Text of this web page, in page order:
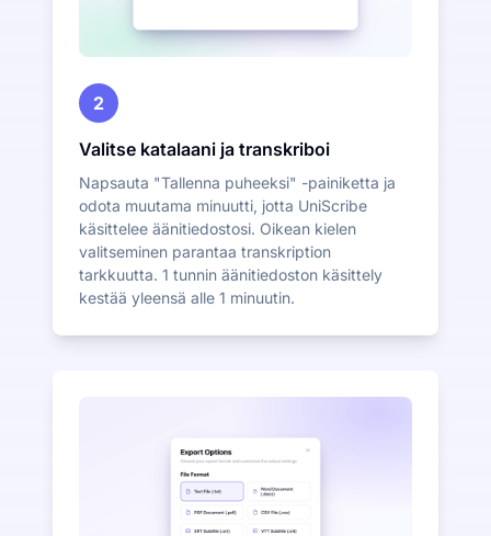
2
Valitse katalaani ja transkriboi
Napsauta "Tallenna puheeksi" -painiketta ja
odota muutama minuutti, jotta UniScribe
käsittelee äänitiedostosi. Oikean kielen
valitseminen parantaa transkription
tarkkuutta. 1 tunnin äänitiedoston käsittely
kestää yleensä alle 1 minuutin.